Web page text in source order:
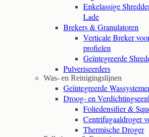
Enkelassige
Lade
Brekers & Granulatoren
Verticale Breker
profielen
Geïntegreerde
Pulveriseerders
Was- en Reinigingslijnen
Geïntegreerde
Droog- en
Foliedensifier &
Centrifugaaldroger
Thermische Droger